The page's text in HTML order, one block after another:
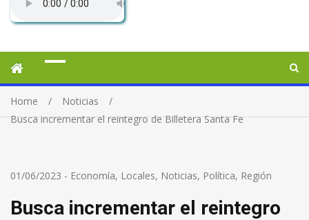
Home
Noticias
Busca incrementar el reintegro de Billetera Santa Fe
01/06/2023 - Economía, Locales, Noticias, Política, Región
Busca incrementar el reintegro